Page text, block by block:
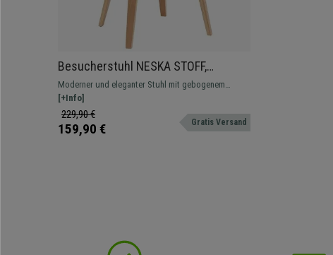
Besucherstuhl NESKA STOFF,
modernes Design, Holz mit
Stoffbezug, Farbe Natur/ Creme
Moderner und eleganter Stuhl mit gebogenem
Holzgestell in Walnussoptik, mit Kunstleder- oder
Stoffbezug
[+Info]
229,90 €
159,90 € Gratis Versand